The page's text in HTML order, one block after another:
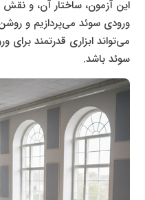
این آزمون، ساختار آن، و نقش
ورودی سوئد می‌پردازیم و
می‌تواند ابزاری قدرتمند برای
سوئد باشد.